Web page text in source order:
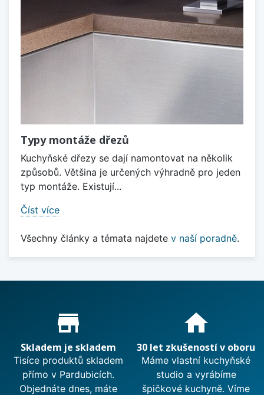
Typy montáže dřezů
Kuchyňské dřezy se dají namontovat na několik
způsobů. Většina je určených výhradně pro jeden
typ montáže. Existují...
Číst více
Všechny články a témata najdete v naší poradně.
Proč nakupovat u nás?
store_mall_directory
Skladem je skladem
Tisíce produktů skladem
přímo v Pardubicích.
Objednáte dnes, máte
home
30 let zkušeností v oboru
Máme vlastní kuchyňské
studio a vyrábíme
špičkové kuchyně. Víme